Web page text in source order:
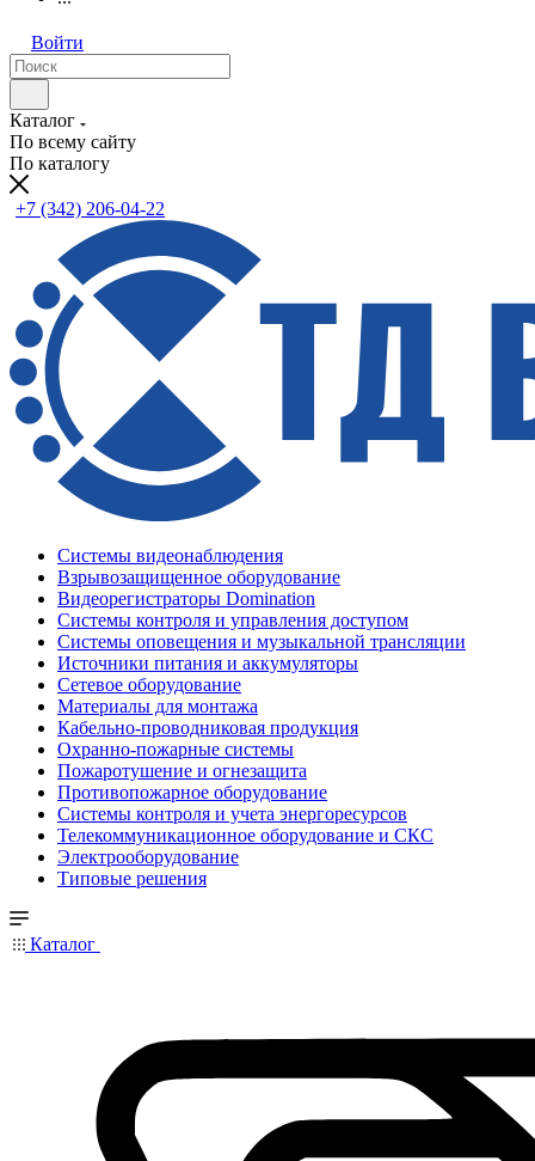
Войти
Каталог
По всему сайту
По каталогу
+7 (342) 206-04-22
Системы видеонаблюдения
Взрывозащищенное оборудование
Видеорегистраторы Domination
Системы контроля и управления доступом
Системы оповещения и музыкальной трансляции
Источники питания и аккумуляторы
Сетевое оборудование
Материалы для монтажа
Кабельно-проводниковая продукция
Охранно-пожарные системы
Пожаротушение и огнезащита
Противопожарное оборудование
Системы контроля и учета энергоресурсов
Телекоммуникационное оборудование и СКС
Электрооборудование
Типовые решения
Каталог